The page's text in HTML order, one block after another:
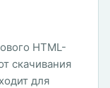
HTML-
скачивания
для